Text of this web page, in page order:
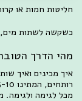
חליטות חמות או
כשקשה לשתות מים,
מהי הדרך
איך מכינים ואיך
מכל לגימה